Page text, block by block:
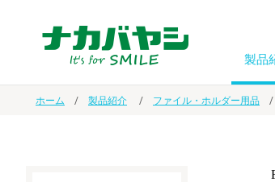
製品
ホーム 製品紹介 ファイル・ホルダー用品